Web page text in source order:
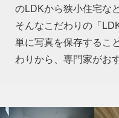
のLDKから狭小住宅な
そんなこだわりの「
単に写真を保存するこ
わりから、専門家がお